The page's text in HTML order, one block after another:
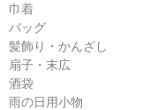
巾着
バッグ
髪飾り・かんざし
扇子・末広
酒袋
雨の日用小物